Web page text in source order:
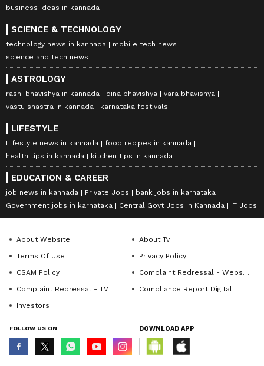
business ideas in kannada
SCIENCE & TECHNOLOGY
technology news in kannada
mobile tech news
science and tech news
ASTROLOGY
rashi bhavishya in kannada dina bhavishya
vara bhavishya
vastu shastra in kannada
karnataka festivals
LIFESTYLE
Lifestyle news in kannada
food recipes in kannada
health tips in kannada
kitchen tips in kannada
EDUCATION & CAREER
job news in kannada Private Jobs
bank jobs in karnataka
Government jobs in karnataka
Central Govt Jobs in Kannada IT Jobs
About Website
About Tv
Terms Of Use
Privacy Policy
CSAM Policy
Complaint Redressal - Website
Complaint Redressal - TV
Compliance Report Digital
Investors
FOLLOW US ON DOWNLOAD APP